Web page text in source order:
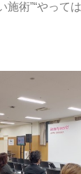
施術”“やって
いのか分から